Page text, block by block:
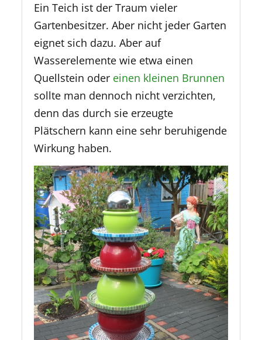
Ein Teich ist der Traum vieler
Gartenbesitzer. Aber nicht jeder Garten
eignet sich dazu. Aber auf
Wasserelemente wie etwa einen
Quellstein oder einen kleinen Brunnen
sollte man dennoch nicht verzichten,
denn das durch sie erzeugte
Plätschern kann eine sehr beruhigende
Wirkung haben.